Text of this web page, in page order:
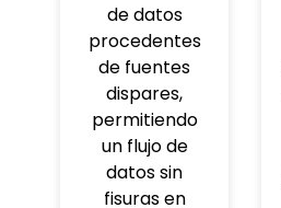
de datos
procedentes
de fuentes
dispares,
permitiendo
un flujo de
datos sin
fisuras en